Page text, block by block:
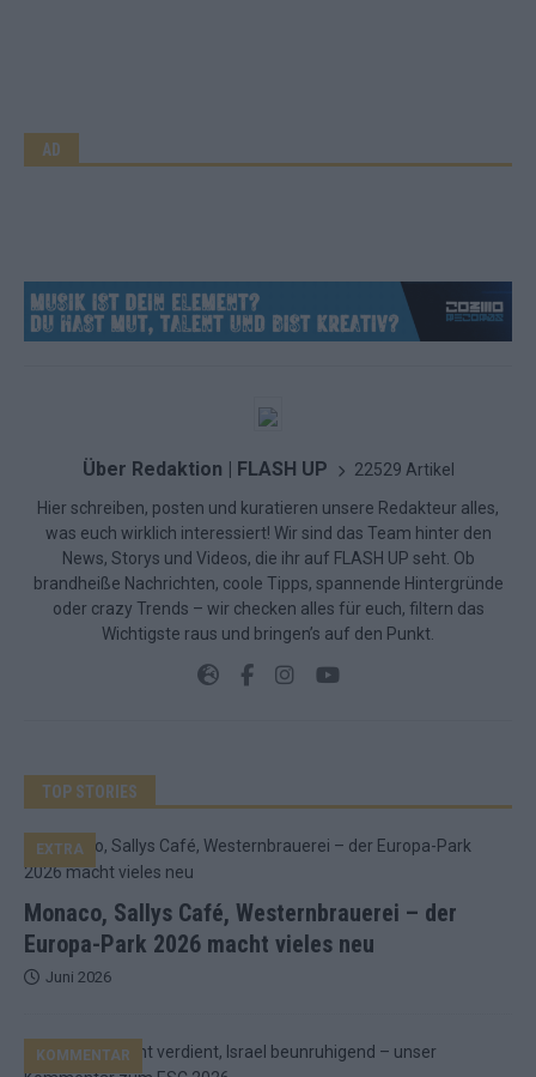
AD
Über Redaktion | FLASH UP 22529 Artikel
Hier schreiben, posten und kuratieren unsere Redakteur alles,
was euch wirklich interessiert! Wir sind das Team hinter den
News, Storys und Videos, die ihr auf FLASH UP seht. Ob
brandheiße Nachrichten, coole Tipps, spannende Hintergründe
oder crazy Trends – wir checken alles für euch, filtern das
Wichtigste raus und bringen’s auf den Punkt.
TOP STORIES
Monaco, Sallys Café, Westernbrauerei – der
Europa-Park 2026 macht vieles neu
EXTRA
Juni 2026
KOMMENTAR